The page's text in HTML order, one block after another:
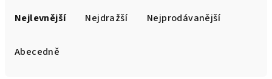
Nejlevnější Nejdražší Nejprodávanější
Abecedně